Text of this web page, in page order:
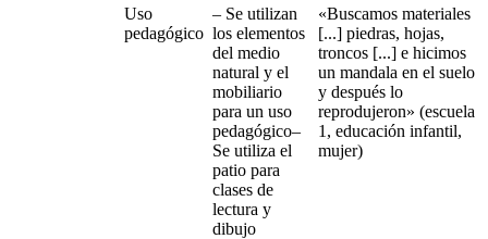
Uso
pedagógico
– Se utilizan
los elementos
del medio
natural y el
mobiliario
para un uso
pedagógico–
Se utiliza el
patio para
clases de
lectura y
dibujo
«Buscamos materiales
[...] piedras, hojas,
troncos [...] e hicimos
un mandala en el suelo
y después lo
reprodujeron» (escuela
1, educación infantil,
mujer)